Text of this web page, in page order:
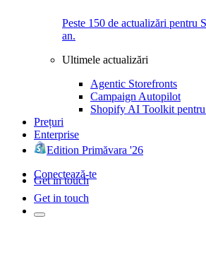
Peste 150 de actualizări pentru
an.
Ultimele actualizări
Agentic Storefronts
Campaign Autopilot
Shopify AI Toolkit
Prețuri
Enterprise
Edition Primăvara '26
Conectează-te
Get in touch
Get in touch